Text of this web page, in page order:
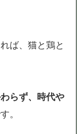
ば、猫と鶏と
らず、時代や
。